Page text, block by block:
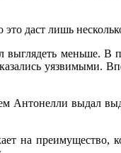
даст лишь
выглядеть
уязвимыми.
Антонелли выдал
на преимущество,